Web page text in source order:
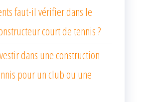
faut-il vérifier dans le
court de tennis ?
dans une construction
pour un club ou une